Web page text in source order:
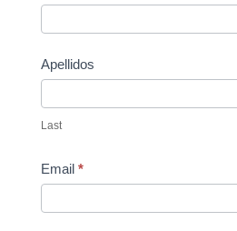
Apellidos
Last
Email *